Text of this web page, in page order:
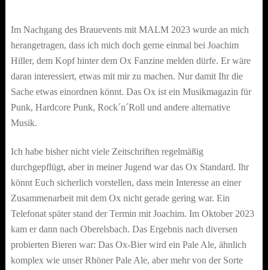
Im Nachgang des Brauevents mit MALM 2023 wurde an mich
herangetragen, dass ich mich doch gerne einmal bei Joachim
Hiller, dem Kopf hinter dem Ox Fanzine melden dürfe. Er wäre
daran interessiert, etwas mit mir zu machen. Nur damit Ihr die
Sache etwas einordnen könnt. Das Ox ist ein Musikmagazin für
Punk, Hardcore Punk, Rock´n´Roll und andere alternative
Musik.
Ich habe bisher nicht viele Zeitschriften regelmäßig
durchgepflügt, aber in meiner Jugend war das Ox Standard. Ihr
könnt Euch sicherlich vorstellen, dass mein Interesse an einer
Zusammenarbeit mit dem Ox nicht gerade gering war. Ein
Telefonat später stand der Termin mit Joachim. Im Oktober 2023
kam er dann nach Oberelsbach. Das Ergebnis nach diversen
probierten Bieren war: Das Ox-Bier wird ein Pale Ale, ähnlich
komplex wie unser Rhöner Pale Ale, aber mehr von der Sorte